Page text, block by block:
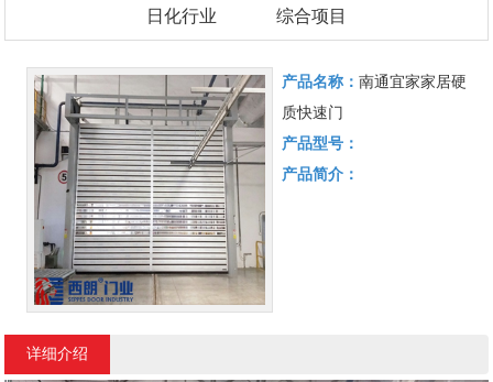
日化行业 综合项目
产品名称：南通宜家家居硬
质快速门
产品型号：
产品简介：
详细介绍